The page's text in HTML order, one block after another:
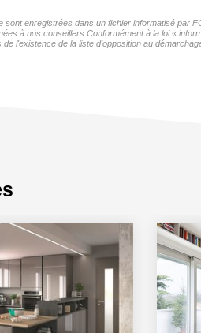
sont enregistrées dans un fichier informatisé par
à nos conseillers Conformément à la loi «
l'existence de la liste d'opposition au